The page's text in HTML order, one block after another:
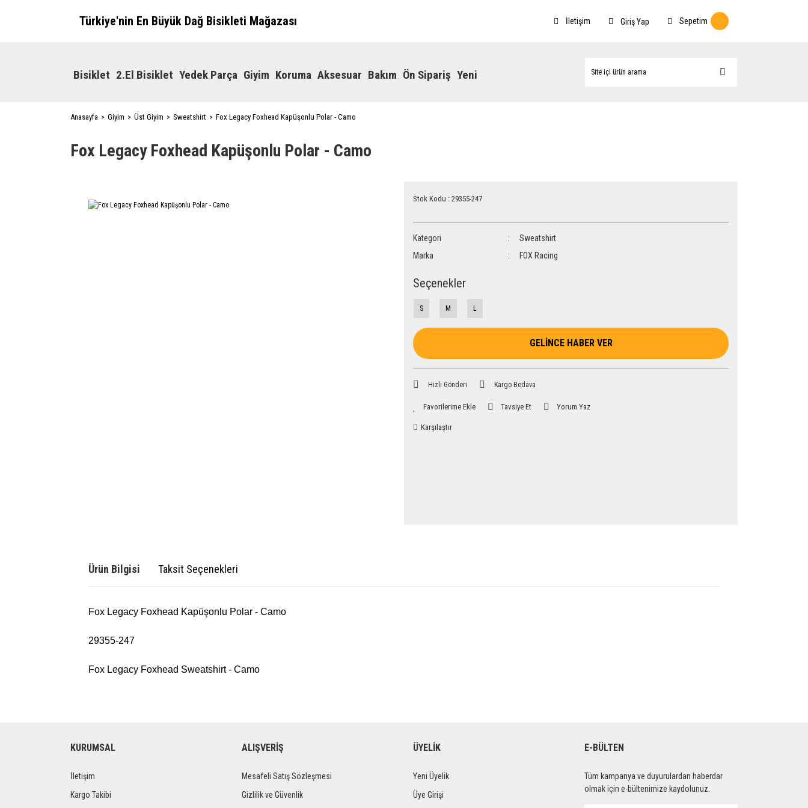
Türkiye'nin En Büyük Dağ Bisikleti Mağazası İletişim Giriş Yap Sepetim
Bisiklet 2.El Bisiklet Yedek Parça Giyim Koruma Aksesuar Bakım Ön Sipariş Yeni
Anasayfa Giyim Üst Giyim Sweatshirt Fox Legacy Foxhead Kapüşonlu Polar - Camo
Fox Legacy Foxhead Kapüşonlu Polar - Camo
Stok Kodu : 29355-247
Kategori
Sweatshirt
Marka
FOX Racing
Seçenekler
S M L
GELİNCE HABER VER
Hızlı Gönderi Kargo Bedava
Tavsiye Et Yorum Yaz
Karşılaştır
Ürün Bilgisi Taksit Seçenekleri
Fox Legacy Foxhead Kapüşonlu Polar - Camo
29355-247
Fox Legacy Foxhead Sweatshirt - Camo
KURUMSAL
İletişim
Kargo Takibi
ALIŞVERİŞ
Mesafeli Satış Sözleşmesi
Gizlilik ve Güvenlik
ÜYELİK
Yeni Üyelik
Üye Girişi
E-BÜLTEN
Tüm kampanya ve duyurulardan haberdar
olmak için e-bültenimize kaydolunuz.